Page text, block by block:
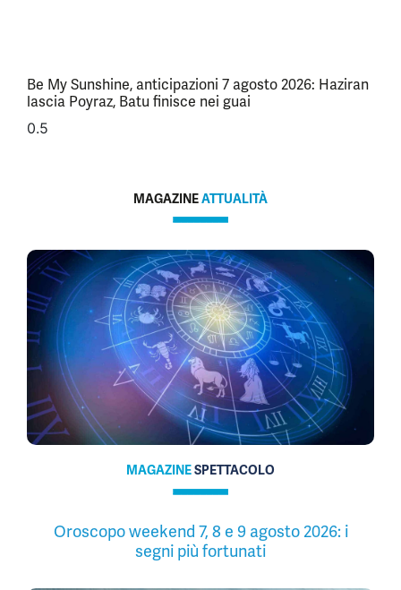
Be My Sunshine, anticipazioni 7 agosto 2026: Haziran
lascia Poyraz, Batu finisce nei guai
MAGAZINEATTUALITÀ
MAGAZINESPETTACOLO
Oroscopo weekend 7, 8 e 9 agosto 2026: i
segni più fortunati